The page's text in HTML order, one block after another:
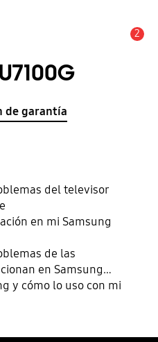
2
de garantía
del televisor
en mi Samsung
de las
en Samsung
y cómo lo uso con mi